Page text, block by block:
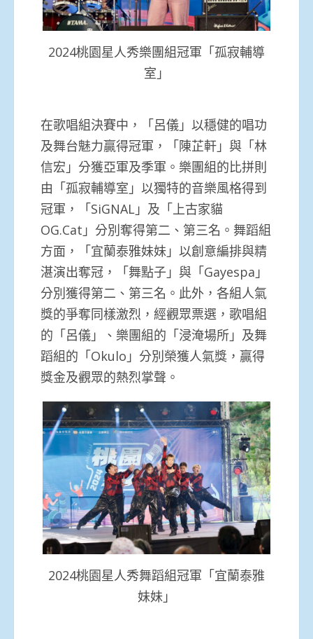
2024桃園星人秀樂團組冠軍「孤寂輔導
室」
在歌唱組決賽中，「呂儀」以穩健的唱功
及舞台魅力贏得冠軍，「陳芷軒」與「林
信宏」分獲亞軍及季軍。樂團組的比拼則
由「孤寂輔導室」以獨特的音樂風格得到
冠軍，「SiGNAL」及「上古家貓
OG.Cat」分別奪得第二、第三名。舞蹈組
方面，「宜蘭泰雅妹妹」以創意編排與精
湛演出奪冠，「舞點子」與「Gayespa」
分別獲得第二、第三名。此外，各組人氣
獎的爭奪同樣激烈，經觀眾票選，歌唱組
的「呂儀」、樂團組的「浸淹場所」及舞
蹈組的「Okulo」分別榮獲人氣獎，贏得
獎金及觀眾的熱烈掌聲。
2024桃園星人秀舞蹈組冠軍「宜蘭泰雅
妹妹」